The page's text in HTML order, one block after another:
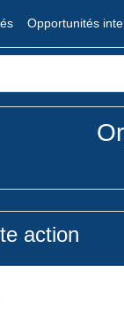
Opportunités
action